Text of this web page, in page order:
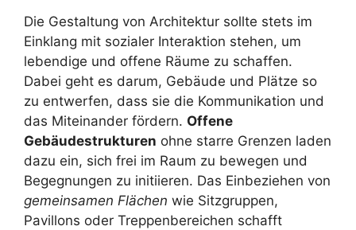
Die Gestaltung von Architektur sollte stets im
Einklang mit sozialer Interaktion stehen, um
lebendige und offene Räume zu schaffen.
Dabei geht es darum, Gebäude und Plätze so
zu entwerfen, dass sie die Kommunikation und
das Miteinander fördern. Offene
Gebäudestrukturen ohne starre Grenzen laden
dazu ein, sich frei im Raum zu bewegen und
Begegnungen zu initiieren. Das Einbeziehen von
gemeinsamen Flächen wie Sitzgruppen,
Pavillons oder Treppenbereichen schafft